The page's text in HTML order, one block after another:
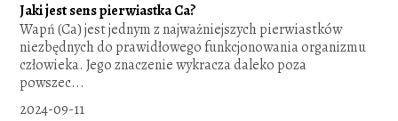
Jaki jest sens pierwiastka Ca?
Wapń (Ca) jest jednym z najważniejszych pierwiastków
niezbędnych do prawidłowego funkcjonowania organizmu
człowieka. Jego znaczenie wykracza daleko poza
powszec...
2024-09-11